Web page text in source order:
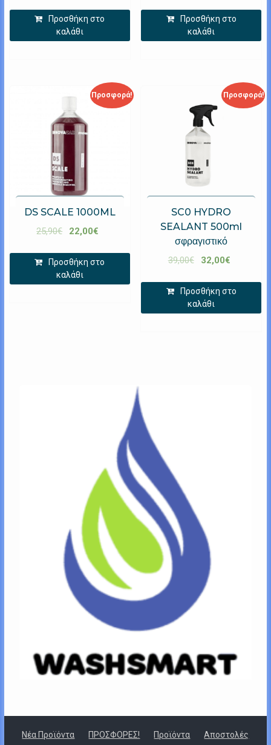
Προσθήκη στο
καλάθι
Προσθήκη στο
καλάθι
Προσφορά!
DS SCALE 1000ML
25,90€ 22,00€
Προσθήκη στο
καλάθι
Προσφορά!
SC0 HYDRO
SEALANT 500ml
σφραγιστικό
39,00€ 32,00€
Προσθήκη στο
καλάθι
Νέα Προϊόντα ΠΡΟΣΦΟΡΕΣ! Προϊόντα Αποστολές